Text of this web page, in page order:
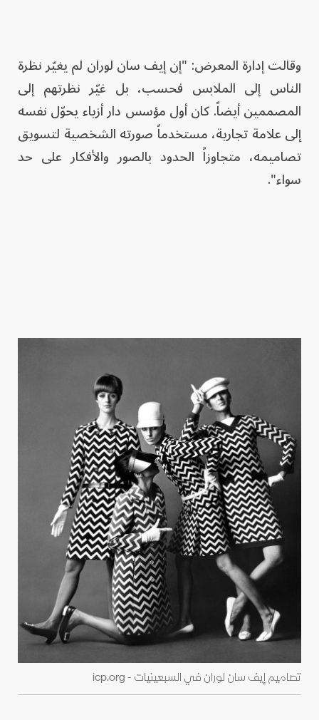
وقالت إدارة المعرض: "إن إيف سان لوران لم يغيّر نظرة
الناس إلى الملابس فحسب، بل غيّر نظرتهم إلى
المصممين أيضاً. كان أول مؤسس دار أزياء يحوّل نفسه
إلى علامة تجارية، مستخدماً صورته الشخصية لتسويق
تصاميمه، متجاوزاً الحدود بالصور والأفكار على حد
سواء".
تصاميم إيف سان لوران في السبعينيات - icp.org